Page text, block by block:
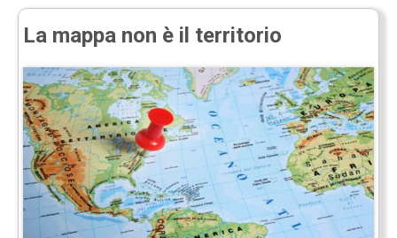
La mappa non è il territorio